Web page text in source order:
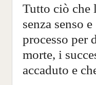
Tutto ciò che
senza senso
processo per
morte, i
accaduto e